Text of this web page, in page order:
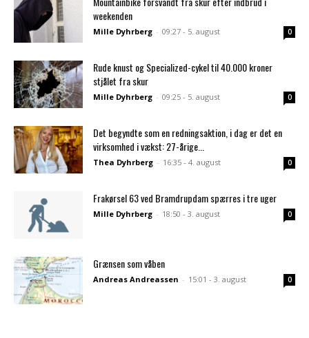
weekenden
Mille Dyhrberg - 09:27 - 5. august 0
Rude knust og Specialized-cykel til 40.000 kroner
stjålet fra skur
Mille Dyhrberg - 09:25 - 5. august 0
Det begyndte som en redningsaktion, i dag er det en
virksomhed i vækst: 27-årige...
Thea Dyhrberg - 16:35 - 4. august 0
Frakørsel 63 ved Bramdrupdam spærres i tre uger
Mille Dyhrberg - 18:50 - 3. august 0
Grænsen som våben
Andreas Andreassen - 15:01 - 3. august 0